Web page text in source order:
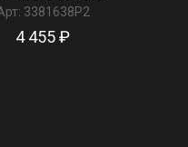
3381638Р2
4 455 ₽